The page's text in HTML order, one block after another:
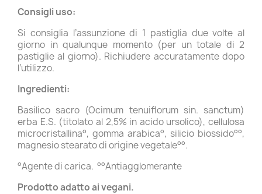
Consigli uso:
Si consiglia l’assunzione di 1 pastiglia due volte al
giorno in qualunque momento (per un totale di 2
pastiglie al giorno). Richiudere accuratamente dopo
l’utilizzo.
Ingredienti:
Basilico sacro (Ocimum tenuiflorum sin. sanctum)
erba E.S. (titolato al 2,5% in acido ursolico), cellulosa
microcristallina°, gomma arabica°, silicio biossido°°,
magnesio stearato di origine vegetale°°.
°Agente di carica. °°Antiagglomerante
Prodotto adatto ai vegani.